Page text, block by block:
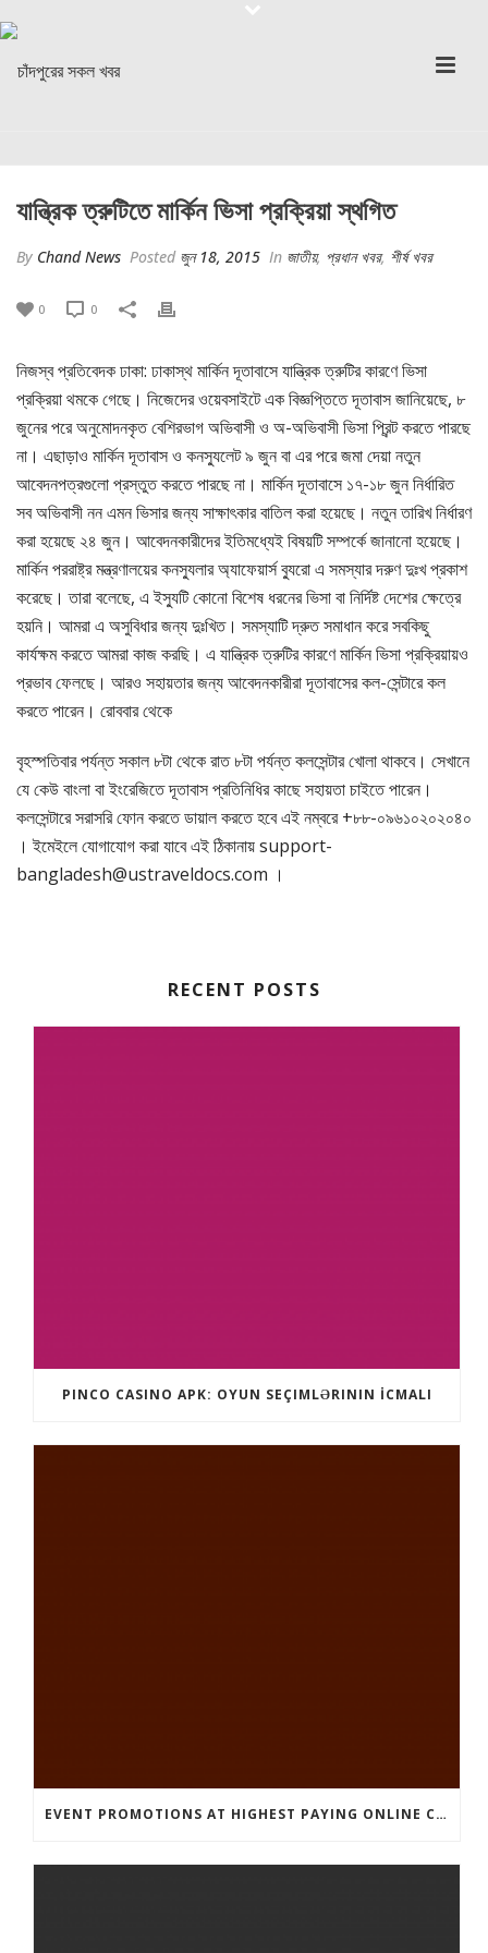
যান্ত্রিক ত্রুটিতে মার্কিন ভিসা প্রক্রিয়া স্থগিত
By Chand News Posted জুন 18, 2015 In জাতীয়, প্রধান খবর, শীর্ষ খবর
0 0
নিজস্ব প্রতিবেদক ঢাকা: ঢাকাস্থ মার্কিন দূতাবাসে যান্ত্রিক ত্রুটির কারণে ভিসা
প্রক্রিয়া থমকে গেছে। নিজেদের ওয়েবসাইটে এক বিজ্ঞপ্তিতে দূতাবাস জানিয়েছে, ৮
জুনের পরে অনুমোদনকৃত বেশিরভাগ অভিবাসী ও অ-অভিবাসী ভিসা প্রিন্ট করতে পারছে
না। এছাড়াও মার্কিন দূতাবাস ও কনস্যুলেট ৯ জুন বা এর পরে জমা দেয়া নতুন
আবেদনপত্রগুলো প্রস্তুত করতে পারছে না। মার্কিন দূতাবাসে ১৭-১৮ জুন নির্ধারিত
সব অভিবাসী নন এমন ভিসার জন্য সাক্ষাৎকার বাতিল করা হয়েছে। নতুন তারিখ নির্ধারণ
করা হয়েছে ২৪ জুন। আবেদনকারীদের ইতিমধ্যেই বিষয়টি সম্পর্কে জানানো হয়েছে।
মার্কিন পররাষ্ট্র মন্ত্রণালয়ের কনস্যুলার অ্যাফেয়ার্স ব্যুরো এ সমস্যার দরুণ দুঃখ প্রকাশ
করেছে। তারা বলেছে, এ ইস্যুটি কোনো বিশেষ ধরনের ভিসা বা নির্দিষ্ট দেশের ক্ষেত্রে
হয়নি। আমরা এ অসুবিধার জন্য দুঃখিত। সমস্যাটি দ্রুত সমাধান করে সবকিছু
কার্যক্ষম করতে আমরা কাজ করছি। এ যান্ত্রিক ত্রুটির কারণে মার্কিন ভিসা প্রক্রিয়ায়ও
প্রভাব ফেলছে। আরও সহায়তার জন্য আবেদনকারীরা দূতাবাসের কল-সেন্টারে কল
করতে পারেন। রোববার থেকে
বৃহস্পতিবার পর্যন্ত সকাল ৮টা থেকে রাত ৮টা পর্যন্ত কলসেন্টার খোলা থাকবে। সেখানে
যে কেউ বাংলা বা ইংরেজিতে দূতাবাস প্রতিনিধির কাছে সহায়তা চাইতে পারেন।
কলসেন্টারে সরাসরি ফোন করতে ডায়াল করতে হবে এই নম্বরে +৮৮-০৯৬১০২০২০৪০
। ইমেইলে যোগাযোগ করা যাবে এই ঠিকানায় support-
bangladesh@ustraveldocs.com ।
RECENT POSTS
PINCO CASINO APK: OYUN SEÇIMLƏRININ İCMALI
EVENT PROMOTIONS AT HIGHEST PAYING ONLINE CASINOS WITH BEST RTP